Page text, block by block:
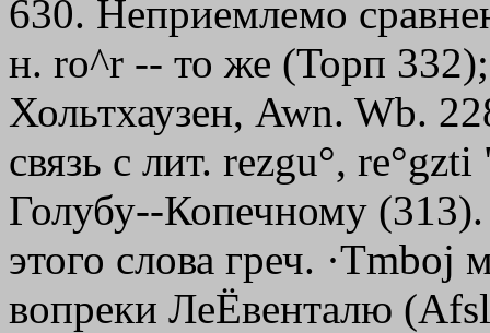
630. Неприемлемо
н. ro^r -- то же (Торп
Хольтхаузен, Awn. Wb.
связь с лит. rezgu°,
Голубу--Копечному (313).
этого слова греч. ·Тmboj
вопреки ЛеЁвенталю